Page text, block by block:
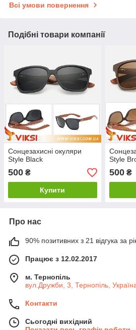
Всі умови повернення
Подібні товари компанії
Сонцезахисні окуляри
Style Black
500 ₴
Купити
Style
500₴
Про нас
90% позитивних з 21 відгука за
Працює з 12.02.2017
м. Тернопіль
вул.Дружби, 3, Тернопіль,
Контакти
Сьогодні вихідний